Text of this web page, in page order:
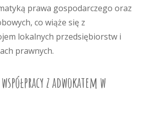
prawa gospodarczego oraz
co wiąże się z
lokalnych przedsiębiorstw i
prawnych.
z adwokatem w